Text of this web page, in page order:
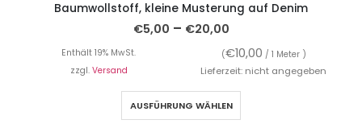
Baumwollstoff, kleine Musterung auf Denim
€5,00 – €20,00
Enthält 19% MwSt. (€10,00 / 1 Meter )
zzgl. Versand Lieferzeit: nicht angegeben
AUSFÜHRUNG WÄHLEN